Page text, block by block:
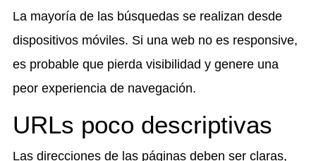
La mayoría de las búsquedas se realizan desde
dispositivos móviles. Si una web no es responsive,
es probable que pierda visibilidad y genere una
peor experiencia de navegación.
URLs poco descriptivas
Las direcciones de las páginas deben ser claras,